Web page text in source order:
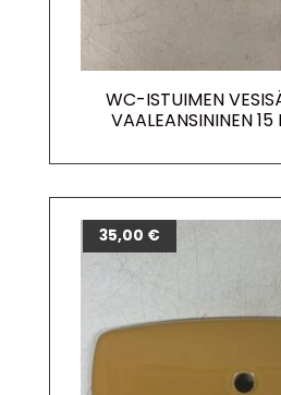
WC-ISTUIMEN
VAALEANSININEN 15
35,00 €